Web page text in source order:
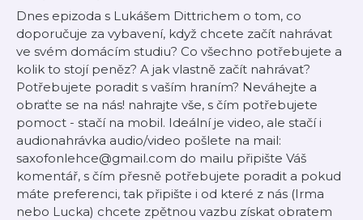
Dnes epizoda s Lukášem Dittrichem o tom, co
doporučuje za vybavení, když chcete začít nahrávat
ve svém domácím studiu? Co všechno potřebujete a
kolik to stojí peněz? A jak vlastně začít nahrávat?
Potřebujete poradit s vaším hraním? Neváhejte a
obraťte se na nás! nahrajte vše, s čím potřebujete
pomoct - stačí na mobil. Ideální je video, ale stačí i
audionahrávka audio/video pošlete na mail:
saxofonlehce@gmail.com do mailu připište Váš
komentář, s čím přesně potřebujete poradit a pokud
máte preferenci, tak připište i od které z nás (Irma
nebo Lucka) chcete zpětnou vazbu získat obratem